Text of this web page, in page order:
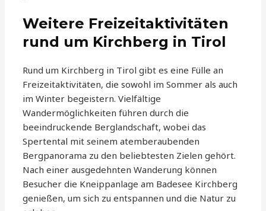
Weitere Freizeitaktivitäten
rund um Kirchberg in Tirol
Rund um Kirchberg in Tirol gibt es eine Fülle an
Freizeitaktivitäten, die sowohl im Sommer als auch
im Winter begeistern. Vielfältige
Wandermöglichkeiten führen durch die
beeindruckende Berglandschaft, wobei das
Spertental mit seinem atemberaubenden
Bergpanorama zu den beliebtesten Zielen gehört.
Nach einer ausgedehnten Wanderung können
Besucher die Kneippanlage am Badesee Kirchberg
genießen, um sich zu entspannen und die Natur zu